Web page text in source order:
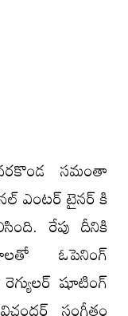
సమంతా
ఎంటర్ టైనర్ కి
రేపు దీనికి
ఓపెనింగ్
షూటింగ్
సంగీతం